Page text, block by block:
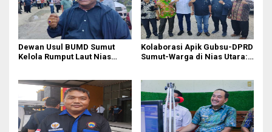
Dewan Usul BUMD Sumut
Kelola Rumput Laut Nias
Kolaborasi Apik Gubsu-DPRD
Sumut-Warga di Nias Utara: